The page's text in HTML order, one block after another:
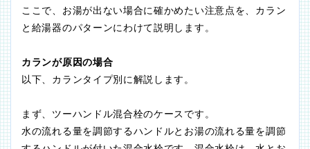
ここで、お湯が出ない場合に確かめたい注意点を、カラン
と給湯器のパターンにわけて説明します。
カランが原因の場合
以下、カランタイプ別に解説します。
まず、ツーハンドル混合栓のケースです。
水の流れる量を調節するハンドルとお湯の流れる量を調節